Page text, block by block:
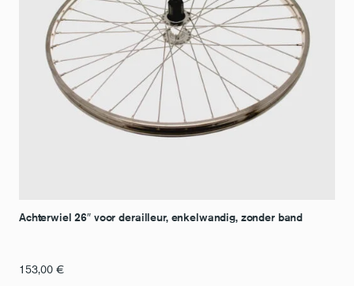
Achterwiel 26″ voor derailleur, enkelwandig, zonder band
153,00 €